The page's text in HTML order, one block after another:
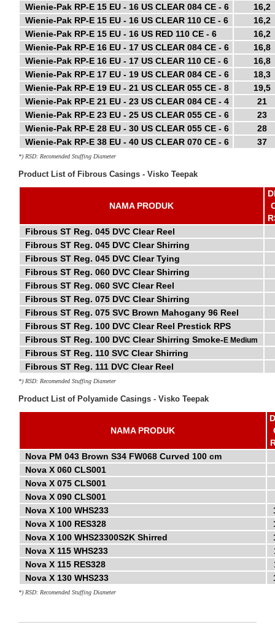
Wienie-Pak RP-E 15 EU - 16 US CLEAR 084 CE - 6
16,2
Wienie-Pak RP-E 15 EU - 16 US CLEAR 110 CE - 6
16,2
Wienie-Pak RP-E 15 EU - 16 US RED 110 CE - 6
16,2
Wienie-Pak RP-E 16 EU - 17 US CLEAR 084 CE - 6
16,8
Wienie-Pak RP-E 16 EU - 17 US CLEAR 110 CE - 6
16,8
Wienie-Pak RP-E 17 EU - 19 US CLEAR 084 CE - 6
18,3
Wienie-Pak RP-E 19 EU - 21 US CLEAR 055 CE - 8
19,5
Wienie-Pak RP-E 21 EU - 23 US CLEAR 084 CE - 4
21
Wienie-Pak RP-E 23 EU - 25 US CLEAR 055 CE - 6
23
Wienie-Pak RP-E 28 EU - 30 US CLEAR 055 CE - 6
28
Wienie-Pak RP-E 38 EU - 40 US CLEAR 070 CE - 6 37
*) RSD: Recomended Stuffing Diameter
Product List of Fibrous Casings - Visko Teepak
NAMA PRODUK
Fibrous ST Reg. 045 DVC Clear Reel
Fibrous ST Reg. 045 DVC Clear Shirring
Fibrous ST Reg. 045 DVC Clear Tying
Fibrous ST Reg. 060 DVC Clear Shirring
Fibrous ST Reg. 060 SVC Clear Reel
Fibrous ST Reg. 075 DVC Clear Shirring
Fibrous ST Reg. 075 SVC Brown Mahogany 96 Reel
Fibrous ST Reg. 100 DVC Clear Reel Prestick RPS
Fibrous ST Reg. 100 DVC Clear Shirring Smoke-E Medium
Fibrous ST Reg. 110 SVC Clear Shirring
Fibrous ST Reg. 111 DVC Clear Reel
*) RSD: Recomended Stuffing Diameter
Product List of Polyamide Casings - Visko Teepak
NAMA PRODUK
Nova PM 043 Brown S34 FW068 Curved 100 cm
Nova X 060 CLS001
Nova X 075 CLS001
Nova X 090 CLS001
Nova X 100 WHS233
Nova X 100 RES328
Nova X 100 WHS23300S2K Shirred
Nova X 115 WHS233
Nova X 115 RES328
Nova X 130 WHS233
*) RSD: Recomended Stuffing Diameter